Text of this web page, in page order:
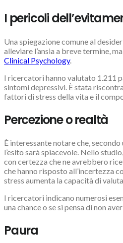
I pericoli
Una spiegazione comune al
alleviare l’ansia a breve termine,
Clinical Psychology.
I ricercatori hanno valutato 1.211
sintomi depressivi. È stata
fattori di stress della vita e il
Percezione o realtà
È interessante notare che, secondo
l’esito sarà spiacevole. Nello
con certezza che ne avrebbero
che hanno risposto all’incertezza
stress aumenta la capacità di
I ricercatori indicano numerosi
una chance o se si pensa di non
Paura